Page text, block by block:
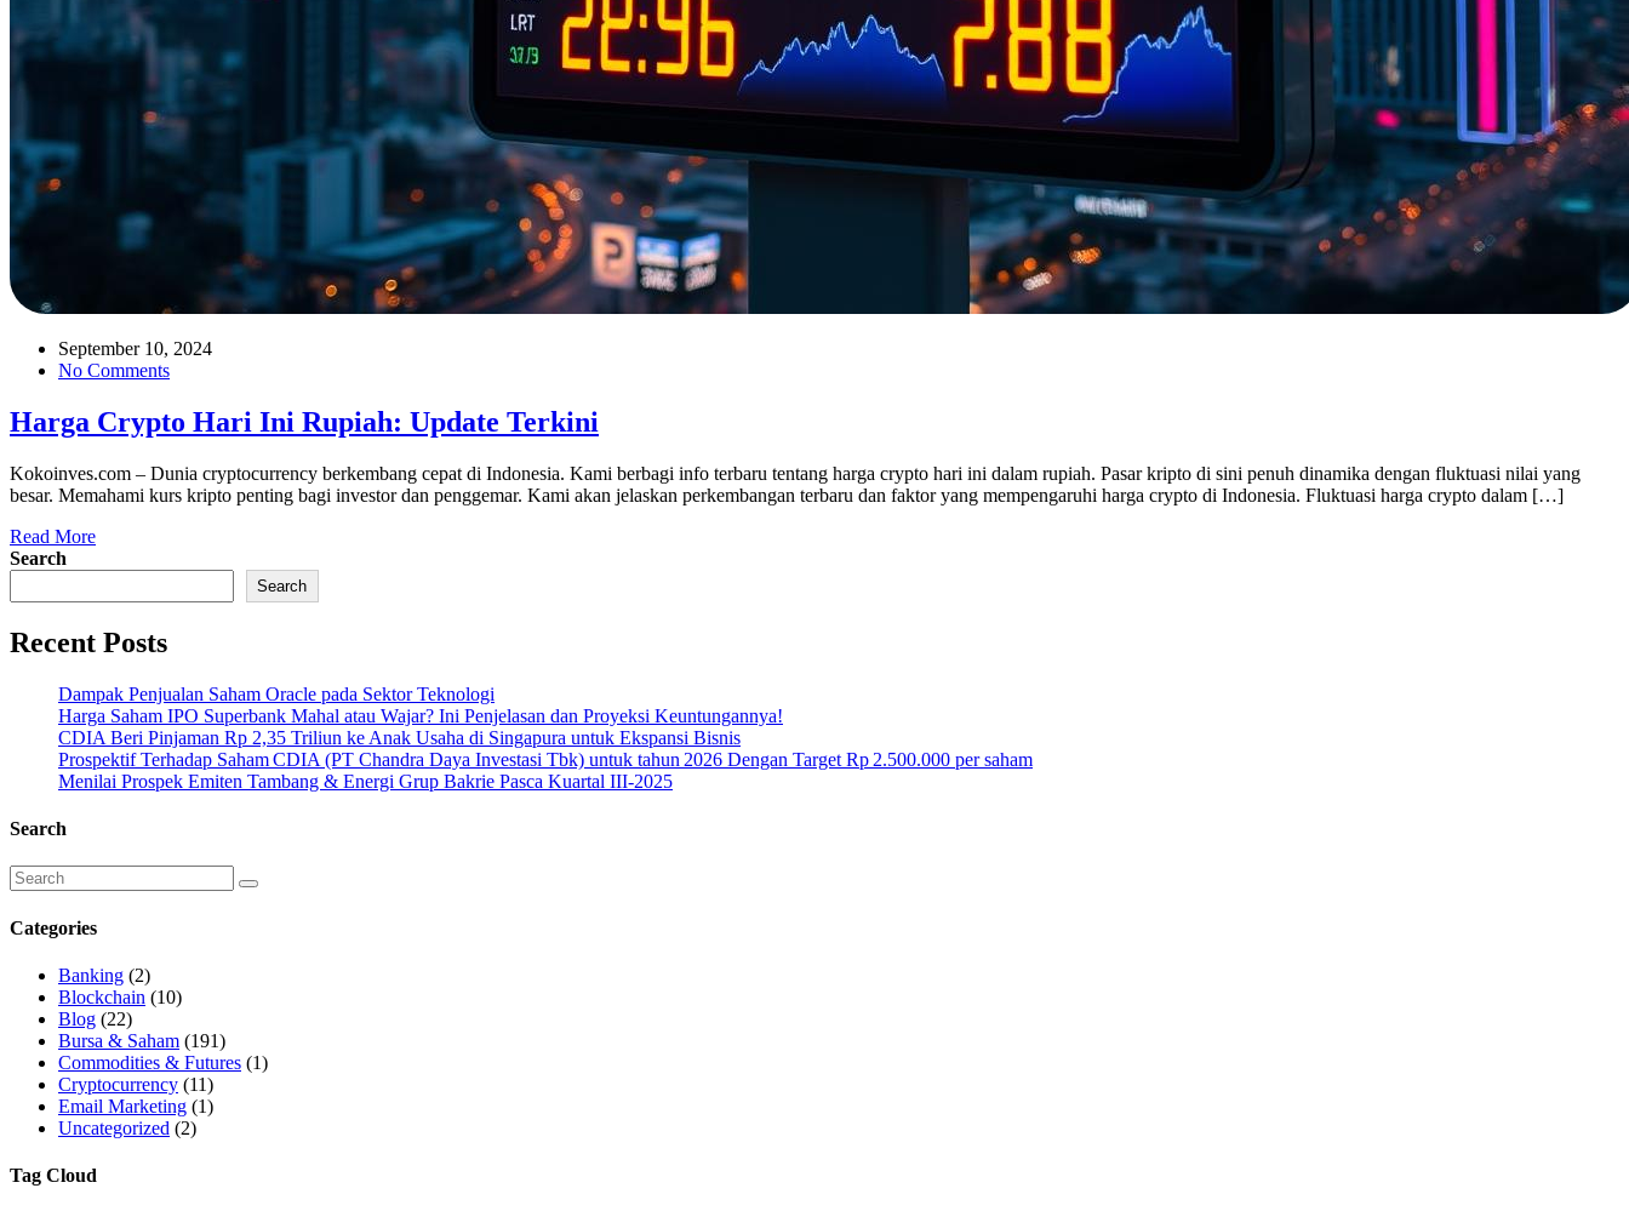
September 10, 2024
No Comments
Harga Crypto Hari Ini Rupiah: Update Terkini
Kokoinves.com – Dunia cryptocurrency berkembang cepat di Indonesia. Kami berbagi info terbaru tentang harga crypto hari ini dalam rupiah. Pasar kripto di sini penuh dinamika dengan fluktuasi nilai yang
besar. Memahami kurs kripto penting bagi investor dan penggemar. Kami akan jelaskan perkembangan terbaru dan faktor yang mempengaruhi harga crypto di Indonesia. Fluktuasi harga crypto dalam […]
Read More
Search
Search
Recent Posts
Dampak Penjualan Saham Oracle pada Sektor Teknologi
Harga Saham IPO Superbank Mahal atau Wajar? Ini Penjelasan dan Proyeksi Keuntungannya!
CDIA Beri Pinjaman Rp 2,35 Triliun ke Anak Usaha di Singapura untuk Ekspansi Bisnis
Prospektif Terhadap Saham CDIA (PT Chandra Daya Investasi Tbk) untuk tahun 2026 Dengan Target Rp 2.500.000 per saham
Menilai Prospek Emiten Tambang & Energi Grup Bakrie Pasca Kuartal III-2025
Search
Categories
Banking (2)
Blockchain (10)
Blog (22)
Bursa & Saham (191)
Commodities & Futures (1)
Cryptocurrency (11)
Email Marketing (1)
Uncategorized (2)
Tag Cloud